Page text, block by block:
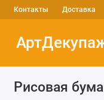
Контакты Доставка
Рисовая